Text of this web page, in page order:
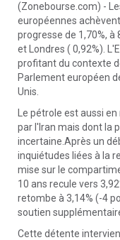
(Zonebourse.com) -
européennes
progresse de 1,70%, à
et Londres ( 0,92%).
profitant du contexte
Parlement européen
Unis.
Le pétrole est aussi
par l'Iran mais dont la
incertaine.Après un
inquiétudes liées à la
mise sur le
10 ans recule vers
retombe à 3,14% (-4
soutien
Cette détente